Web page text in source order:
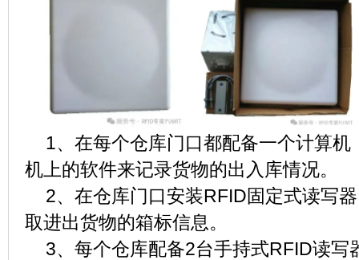
1、在每个仓库门口都配备一个计算机
机上的软件来记录货物的出入库情况。
2、在仓库门口安装RFID固定式读写
取进出货物的箱标信息。
3、每个仓库配备2台手持式RFID读写